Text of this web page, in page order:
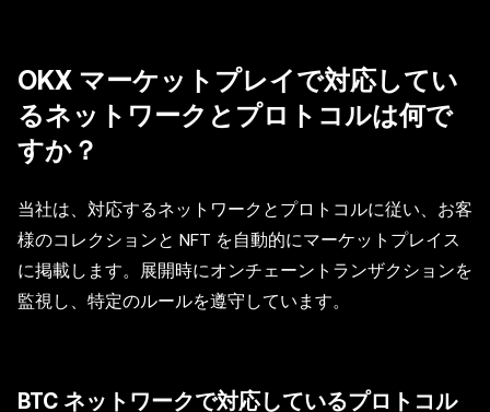
OKX マーケットプレイで対応してい
るネットワークとプロトコルは何で
すか？
当社は、対応するネットワークとプロトコルに従い、お客
様のコレクションと NFT を自動的にマーケットプレイス
に掲載します。展開時にオンチェーントランザクションを
監視し、特定のルールを遵守しています。
BTC ネットワークで対応しているプロトコル